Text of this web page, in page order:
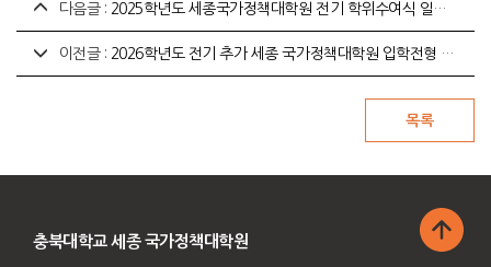
다음글 : 2025학년도 세종국가정책대학원 전기 학위수여식 일정 안내 (2026. 2. 23. 14시~)
이전글 : 2026학년도 전기 추가 세종 국가정책대학원 입학전형 합격자 등록금 납부 안내
충북대학교 세종 국가정책대학원